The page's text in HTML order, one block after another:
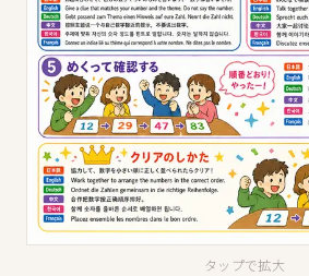
タップで拡大